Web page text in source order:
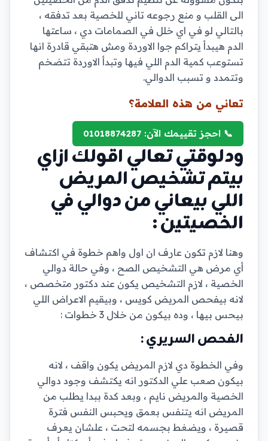
الى القلب و منع رجوعه تاني للخصية بعد تدفقه ،
بالتالي لو في اي خلل في الصمامات دي ، ساعتها
الدم هيبدأ يتراكم جوا الاوردة ومش هتبقي قادرة انها
تستوعب كمية الدم اللي فيها وتبدأ الاوردة تتضخم
وتتمدد و تسبب الدوالي.
تعاني من هذه العلامة؟
📞 احجز تقييمك الآن: 01018874287
ودلوقتي تعالي اقولك ازاي
بيتم تشخيص المريض
اللي بيعاني من دوالي في
الخصيتين :
وهنا لازم تكون عارف ان اول واهم خطوة في اكتشاف
أي مرض هي التشخيص الصح ، وفي حالة دوالي
الخصية ، لازم التشخيص يكون عند دكتور متخصص ،
لانه بيفحص المريض كويس ، وبيقيم الاعراض اللي
بيحس بيها ، وده بيكون من خلال 3 خطوات :
الفحص السريري :
وفي الخطوة دي لازم المريض يكون واقف ، لانه
بيكون صعب علي الدكتور انه يكتشف وجود دوالي
الخصية والمريض نايم ، وبعد كدة ببدا يطلب من
المريض انه يتنفس بعمق ويحبس النفس فترة
قصيرة ، ويضغط بجسمه لتحت ، علشان يعرف